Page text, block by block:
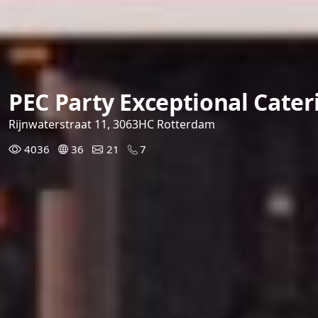
PEC Party Exceptional
Rijnwaterstraat 11, 3063HC Rotterdam
4036 36 21 7